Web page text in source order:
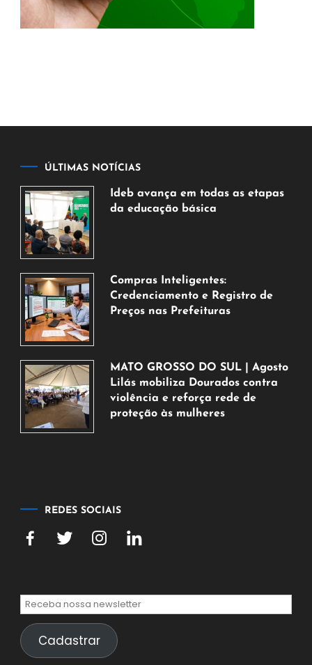
ÚLTIMAS NOTÍCIAS
Ideb avança em todas as etapas
da educação básica
de
2026
Compras Inteligentes:
Credenciamento e Registro de
Preços nas Prefeituras
agosto
de
2026
MATO GROSSO DO SUL | Agosto
Lilás mobiliza Dourados contra
violência e reforça rede de
proteção às mulheres
REDES SOCIAIS
Cadastrar